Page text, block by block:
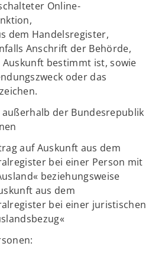
Online-
dem Handelsregister,
Anschrift der Behörde,
bestimmt ist, sowie
oder das
außerhalb der Bundesrepublik
auf Auskunft aus dem
bei einer Person mit
beziehungsweise
aus dem
bei einer juristischen